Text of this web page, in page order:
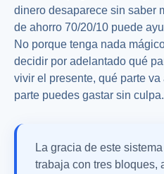
dinero desaparece sin saber
de ahorro 70/20/10 puede
No porque tenga nada
decidir por adelantado qué
vivir el presente, qué parte
parte puedes gastar sin culpa.
La gracia de este
trabaja con tres bloques,